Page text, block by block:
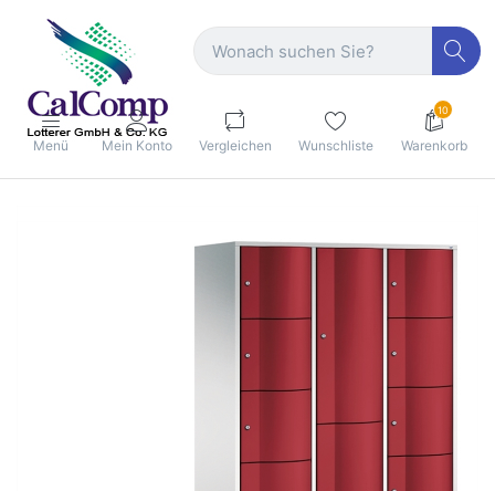
Menü Mein Konto Vergleichen Wunschliste
10
Warenkorb